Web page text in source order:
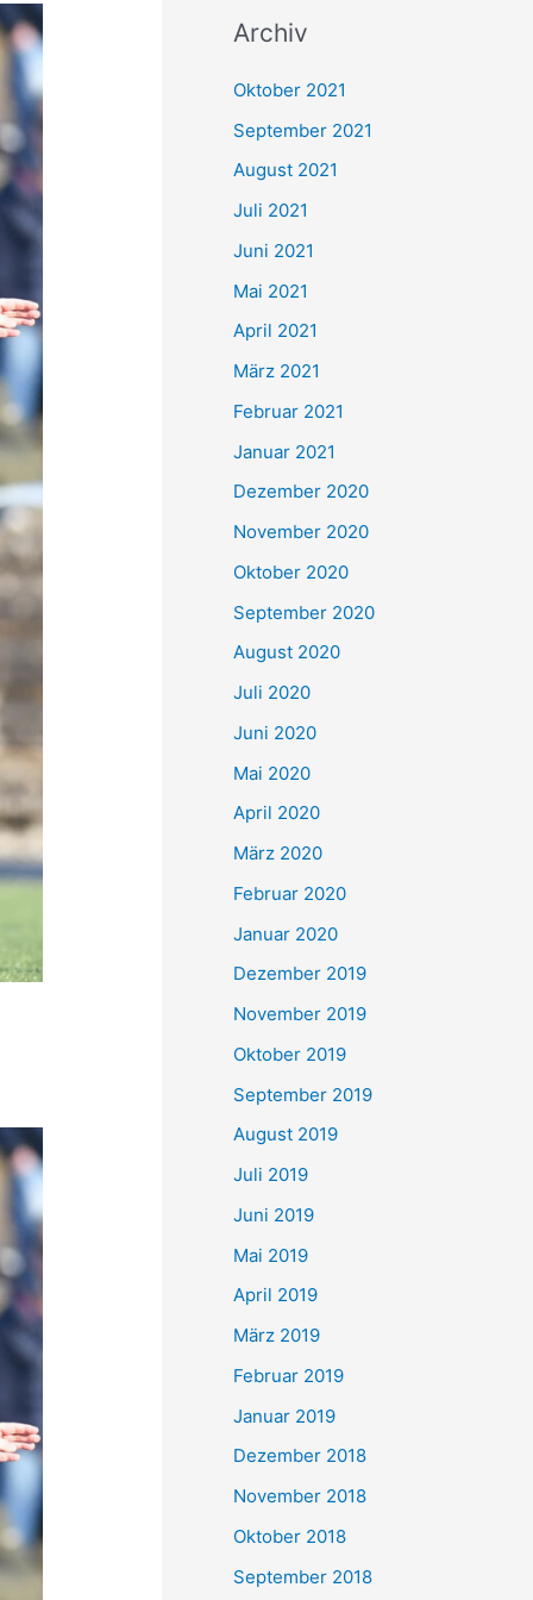
h
e
n
h
:
Archiv
Oktober 2021
September 2021
August 2021
Juli 2021
Juni 2021
Mai 2021
April 2021
März 2021
Februar 2021
Januar 2021
Dezember 2020
November 2020
Oktober 2020
September 2020
August 2020
Juli 2020
Juni 2020
Mai 2020
April 2020
März 2020
Februar 2020
Januar 2020
Dezember 2019
November 2019
Oktober 2019
September 2019
August 2019
Juli 2019
Juni 2019
Mai 2019
April 2019
März 2019
Februar 2019
Januar 2019
Dezember 2018
November 2018
Oktober 2018
September 2018